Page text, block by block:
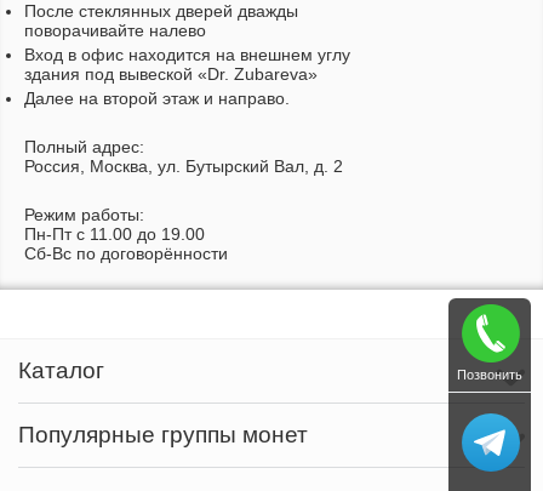
После стеклянных дверей дважды
поворачивайте налево
Вход в офис находится на внешнем углу
здания под вывеской «Dr. Zubareva»
Далее на второй этаж и направо.
Полный адрес:
Россия, Москва, ул. Бутырский Вал, д. 2
Режим работы:
Пн-Пт c 11.00 до 19.00
Сб-Вс по договорённости
Каталог
Популярные группы монет
Позвонить